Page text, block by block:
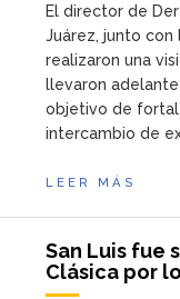
El director de
Juárez, junto con
realizaron una
llevaron
objetivo de
intercambio de
LEER MÁS
San Luis fue
Clásica por